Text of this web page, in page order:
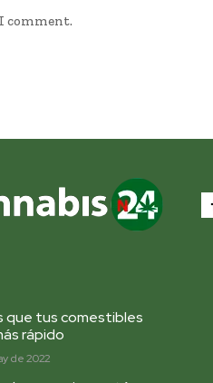
comment.
que tus comestibles
rápido
de 2022